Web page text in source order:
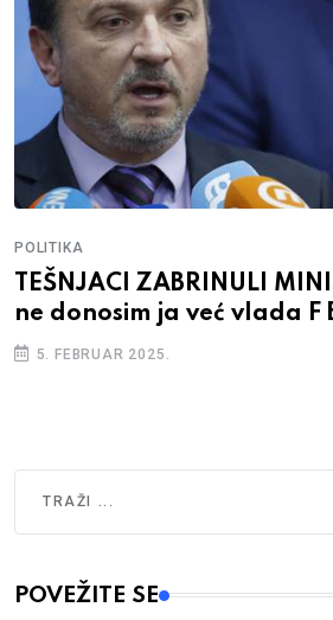
POLITIKA
TEŠNJACI ZABRINULI
ne donosim ja već vlada F
5. FEBRUAR 2025.
Type 2 or more characters for results.
POVEŽITE SE